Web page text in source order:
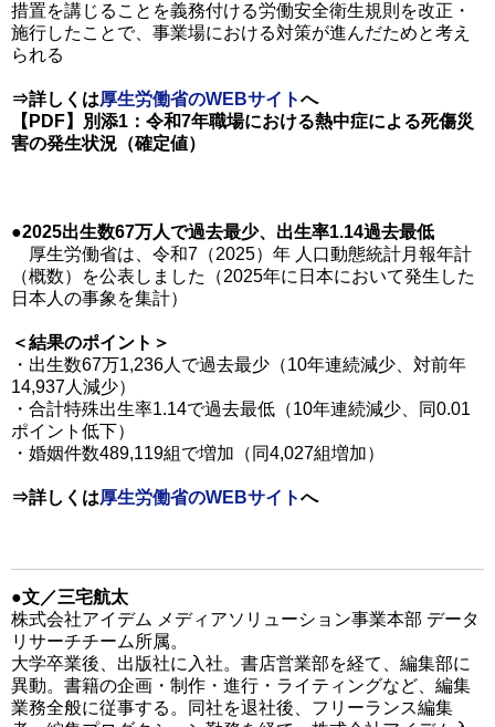
措置を講じることを義務付ける労働安全衛生規則を改正・
施行したことで、事業場における対策が進んだためと考え
られる
⇒詳しくは厚生労働省のWEBサイトへ
【PDF】別添1：令和7年職場における熱中症による死傷災
害の発生状況（確定値）
●2025出生数67万人で過去最少、出生率1.14過去最低
厚生労働省は、令和7（2025）年 人口動態統計月報年計
（概数）を公表しました（2025年に日本において発生した
日本人の事象を集計）
＜結果のポイント＞
・出生数67万1,236人で過去最少（10年連続減少、対前年
14,937人減少）
・合計特殊出生率1.14で過去最低（10年連続減少、同0.01
ポイント低下）
・婚姻件数489,119組で増加（同4,027組増加）
⇒詳しくは厚生労働省のWEBサイトへ
●文／三宅航太
株式会社アイデム メディアソリューション事業本部 データ
リサーチチーム所属。
大学卒業後、出版社に入社。書店営業部を経て、編集部に
異動。書籍の企画・制作・進行・ライティングなど、編集
業務全般に従事する。同社を退社後、フリーランス編集